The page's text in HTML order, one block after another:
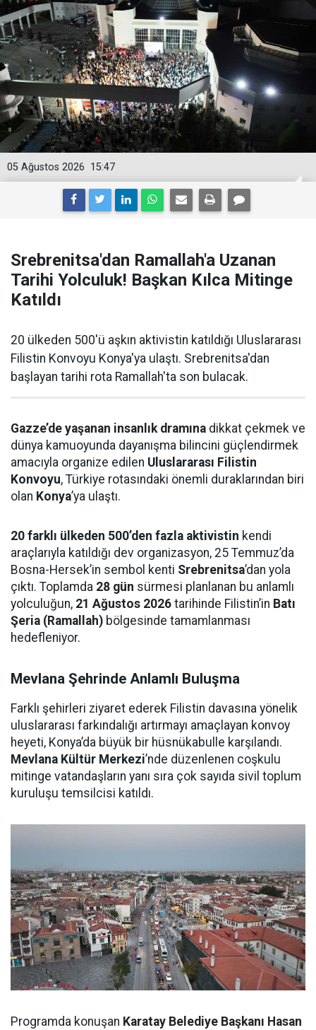
15:47
05 Ağustos 2026
Srebrenitsa'dan Ramallah'a Uzanan
Tarihi Yolculuk! Başkan Kılca Mitinge
Katıldı
20 ülkeden 500'ü aşkın aktivistin katıldığı Uluslararası
Filistin Konvoyu Konya'ya ulaştı. Srebrenitsa'dan
başlayan tarihi rota Ramallah'ta son bulacak.
Gazze’de yaşanan insanlık dramına dikkat çekmek ve
dünya kamuoyunda dayanışma bilincini güçlendirmek
amacıyla organize edilen Uluslararası Filistin
Konvoyu, Türkiye rotasındaki önemli duraklarından biri
olan Konya’ya ulaştı.
20 farklı ülkeden 500’den fazla aktivistin kendi
araçlarıyla katıldığı dev organizasyon, 25 Temmuz’da
Bosna-Hersek’in sembol kenti Srebrenitsa’dan yola
çıktı. Toplamda 28 gün sürmesi planlanan bu anlamlı
yolculuğun, 21 Ağustos 2026 tarihinde Filistin’in Batı
Şeria (Ramallah) bölgesinde tamamlanması
hedefleniyor.
Mevlana Şehrinde Anlamlı Buluşma
Farklı şehirleri ziyaret ederek Filistin davasına yönelik
uluslararası farkındalığı artırmayı amaçlayan konvoy
heyeti, Konya’da büyük bir hüsnükabulle karşılandı.
Mevlana Kültür Merkezi’nde düzenlenen coşkulu
mitinge vatandaşların yanı sıra çok sayıda sivil toplum
kuruluşu temsilcisi katıldı.
Programda konuşan Karatay Belediye Başkanı Hasan